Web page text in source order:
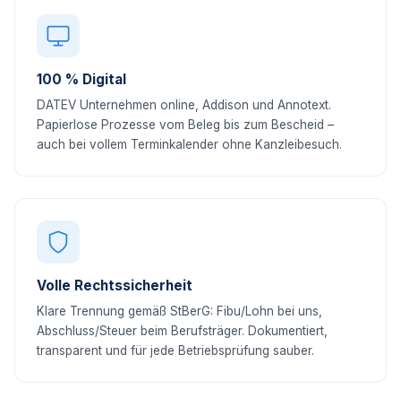
100 % Digital
DATEV Unternehmen online, Addison und Annotext.
Papierlose Prozesse vom Beleg bis zum Bescheid –
auch bei vollem Terminkalender ohne Kanzleibesuch.
Volle Rechtssicherheit
Klare Trennung gemäß StBerG: Fibu/Lohn bei uns,
Abschluss/Steuer beim Berufsträger. Dokumentiert,
transparent und für jede Betriebsprüfung sauber.